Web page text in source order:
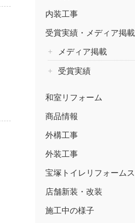
内装工事
受賞実績・メディア掲載
メディア掲載
受賞実績
和室リフォーム
商品情報
外構工事
外装工事
宝塚トイレリフォーム
店舗新装・改装
施工中の様子